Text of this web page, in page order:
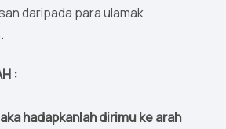
daripada para ulamak
:
hadapkanlah dirimu ke arah